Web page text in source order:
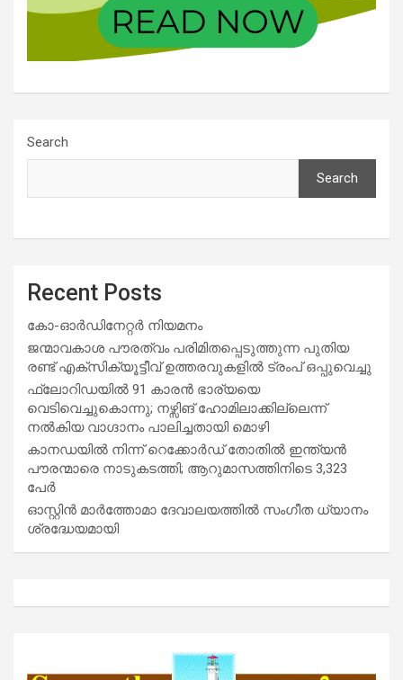
Search
Search
Recent Posts
കോ-ഓർഡിനേറ്റർ നിയമനം
ജന്മാവകാശ പൗരത്വം പരിമിതപ്പെടുത്തുന്ന പുതിയ
രണ്ട് എക്സിക്യൂട്ടീവ് ഉത്തരവുകളിൽ ട്രംപ് ഒപ്പുവെച്ചു
ഫ്ലോറിഡയിൽ 91 കാരൻ ഭാര്യയെ
വെടിവെച്ചുകൊന്നു; നഴ്സിങ് ഹോമിലാക്കില്ലെന്ന്
നൽകിയ വാഗ്ദാനം പാലിച്ചതായി മൊഴി
കാനഡയിൽ നിന്ന് റെക്കോർഡ് തോതിൽ ഇന്ത്യൻ
പൗരന്മാരെ നാടുകടത്തി; ആറുമാസത്തിനിടെ 3,323
പേർ
ഓസ്റ്റിൻ മാർത്തോമാ ദേവാലയത്തിൽ സംഗീത ധ്യാനം
ശ്രദ്ധേയമായി